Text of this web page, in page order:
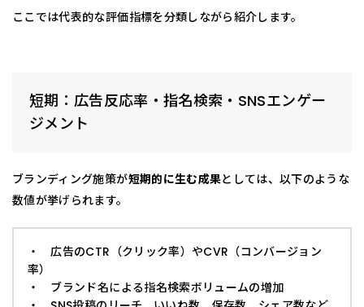
ここでは代表的な評価指標を分類しながら紹介します。
短期：広告反応率・指名検索・SNSエンゲー
ジメント
ブランディング施策が短期的に生む成果としては、以下のような
数値が挙げられます。
・ 広告のCTR（クリック率）やCVR（コンバージョン
率）
・ ブランド名による指名検索ボリュームの増加